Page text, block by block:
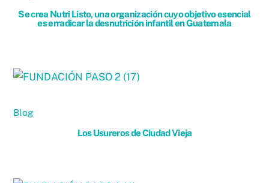
Se crea Nutri Listo, una organización cuyo objetivo esencial
es erradicar la desnutrición infantil en Guatemala
Blog
Los Usureros de Ciudad Vieja